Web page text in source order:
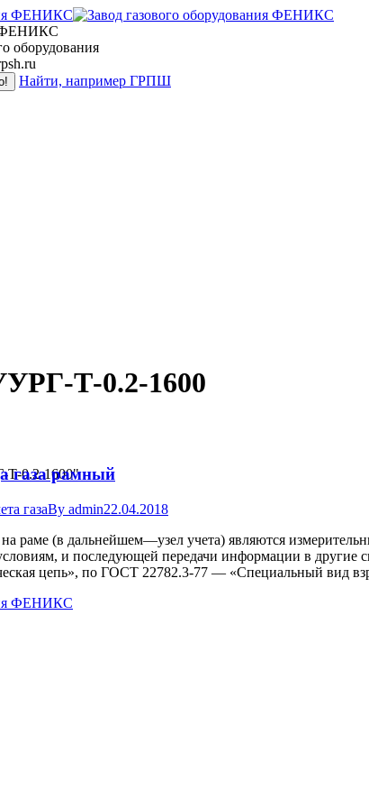
ФЕНИКС
оборудования
Найти, например ГРПШ
Т-0.2-1600
Т-0.2-1600"
газа рамный
газаBy admin22.04.2018
раме (в дальнейшем—узел учета) являются
и последующей передачи информации в
цепь», по ГОСТ 22782.3-77 — «Специальный вид